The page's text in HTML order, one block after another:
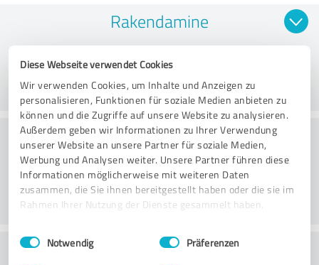
Diese Webseite verwendet Cookies
Wir verwenden Cookies, um Inhalte und Anzeigen zu
personalisieren, Funktionen für soziale Medien anbieten zu
können und die Zugriffe auf unsere Website zu analysieren.
Außerdem geben wir Informationen zu Ihrer Verwendung
unserer Website an unsere Partner für soziale Medien,
Werbung und Analysen weiter. Unsere Partner führen diese
Informationen möglicherweise mit weiteren Daten
zusammen, die Sie ihnen bereitgestellt haben oder die sie im
Rahmen Ihrer Nutzung der Dienste gesammelt haben.
Impressum Datenschutzbestimmungen
Einwilligungsauswahl
Notwendig Präferenzen
Rakendamine
Konsultatsioon
Klienditeenindus